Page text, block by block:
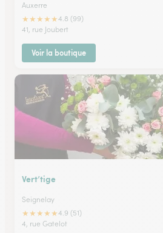
Auxerre
★★★★★4.8 (99)
41, rue Joubert
Voir la boutique
Vert’tige
Seignelay
★★★★★4.9 (51)
4, rue Gatelot